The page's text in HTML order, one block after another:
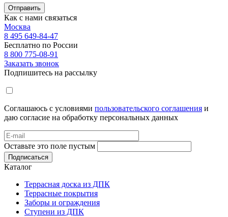
Отправить
Как с нами связаться
Москва
8 495 649-84-47
Бесплатно по России
8 800 775-08-91
Заказать звонок
Подпишитесь на рассылку
Соглашаюсь с условиями пользовательского соглашения и
даю согласие на обработку персональных данных
Оставьте это поле пустым
Подписаться
Каталог
Террасная доска из ДПК
Террасные покрытия
Заборы и ограждения
Ступени из ДПК